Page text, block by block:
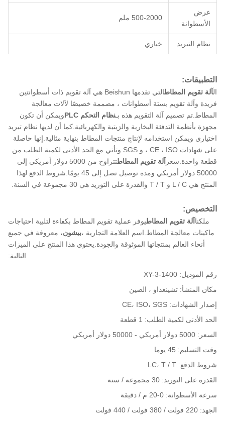
عرض
الأسطوانة
500-2000 ملم
نظام التبريد خياري
التطبيقات:
الآلة تقويم المطاط
التي تقدمها Beishun هي آلة تقويم ذات أسطوانتين
فريدة وآلة تقويم بستة أسطوانات ، مصممة خصيصًا لآلات معالجة
المطاط.تم تصميم آلة التقويم هذه بـنظام التحكم PLC
ويمكن أن تكون
مجهزة بأنظمة التدفئة البخارية والزيتية والكهربائية.كما أن لديها نظام تبريد
اختياري ويمكن استخدامه لإنتاج منتجات المطاط بنهاية مثالية.إنها حاصلة
على شهادات CE ، ISO ، و SGS وتأتي مع الحد الأدنى لكمية الطلب من
قطعة واحدة.سعر آلة تقويم المطاط
تتراوح من 5000 دولار أمريكي إلى
50000 دولار أمريكي ومدة توصيل تصل إلى 45 يومًا.شروط الدفع لهذا
المنتج هي L / C و T / T والقدرة على التوريد هي 30 مجموعة في السنة.
التخصيص:
ملكنا آلة تقويم المطاطيوفر عملية تقويم المطاط بكفاءة لتلبية احتياجات
ماكينات معالجة المطاط.اسم العلامة التجارية ،بيشون، معروفة في جميع
أنحاء العالم بمنتجاتها الموثوقة والجودة.يحتوي هذا المنتج على الميزات
التالية:
رقم الموديل: XY-3-1400
مكان المنشأ: تشينغداو ، الصين
إصدار الشهادات: CE، ISO، SGS
الحد الأدنى لكمية الطلب: 1 قطعة
السعر: 5000 دولار أمريكي - 50000 دولار أمريكي
وقت التسليم: 45 يوما
شروط الدفع: LC، T / T
القدرة على التوريد: 30 مجموعة / سنة
سرعة الأسطوانة: 0-20 م / دقيقة
الجهد: 220 فولت / 380 فولت / 440 فولت